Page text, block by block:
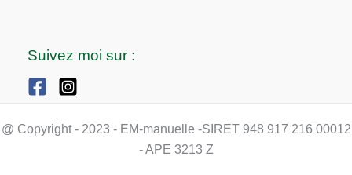
Suivez moi sur :
@ Copyright - 2023 - EM-manuelle -SIRET 948 917 216 00012
- APE 3213 Z